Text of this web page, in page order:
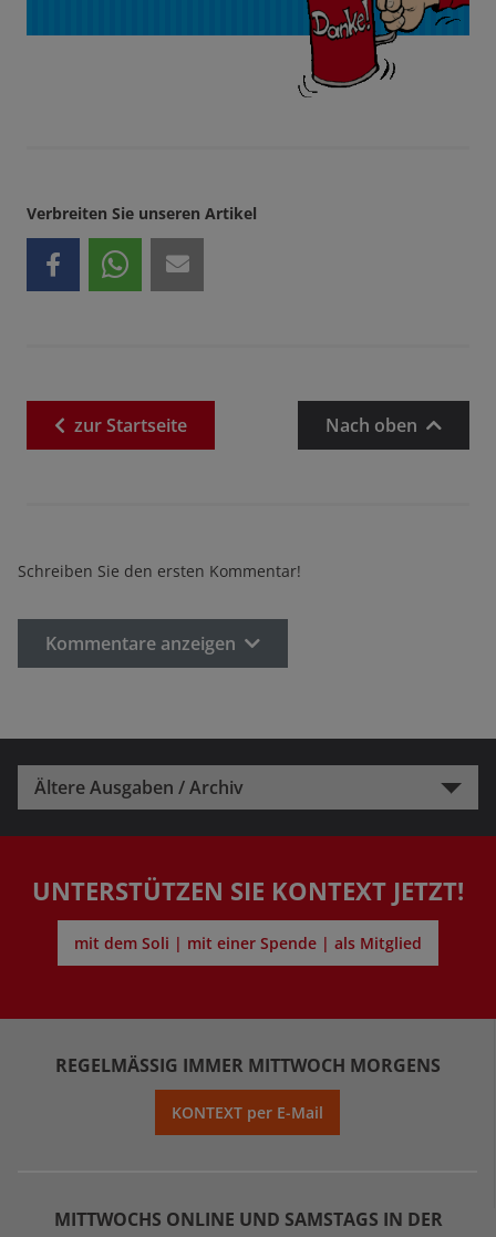
Verbreiten Sie unseren Artikel
zurStartseite Nach oben
Schreiben Sie den ersten Kommentar!
Kommentare anzeigen
Ältere Ausgaben / Archiv
UNTERSTÜTZEN SIE KONTEXT JETZT!
mit dem Soli | mit einer Spende | als Mitglied
REGELMÄSSIG IMMER MITTWOCH MORGENS
KONTEXT per E-Mail
MITTWOCHS ONLINE UND SAMSTAGS IN DER